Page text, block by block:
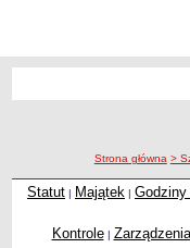
Zespoły Szkół
Techniczne Zakłady
PRZEDSZKOLA
ścieżka nawigacji
Strona główna >
Statut | Majątek |
Kontrole| Zarządzenia